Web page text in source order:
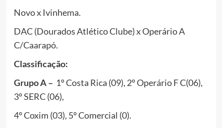
Novo x Ivinhema.
DAC (Dourados Atlético Clube) x Operário A
C/Caarapó.
Classificação:
Grupo A – 1º Costa Rica (09), 2º Operário F C(06),
3º SERC (06),
4º Coxim (03), 5º Comercial (0).